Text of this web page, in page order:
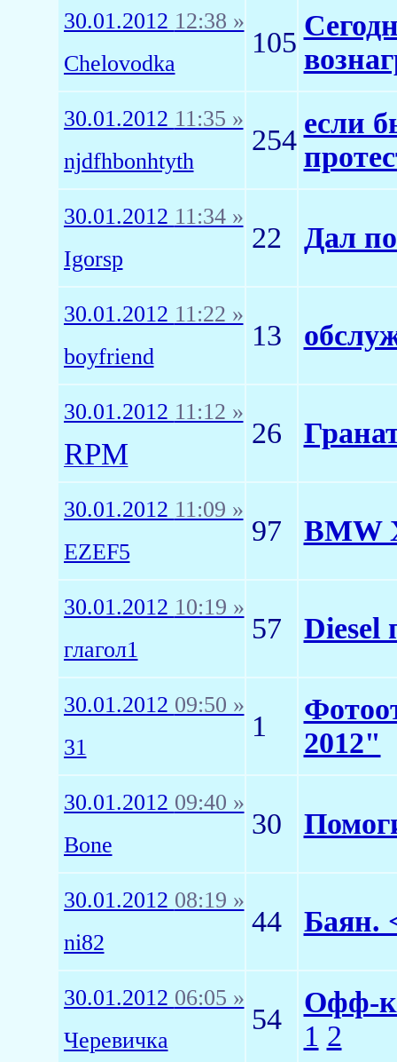
30.01.2012 12:38 »
Chelovodka
105
30.01.2012 11:35 »
njdfhbonhtyth
254
если
30.01.2012 11:34 »
Igorsp
22 Дал
30.01.2012 11:22 »
boyfriend
13
30.01.2012 11:12 »
RPM
26
30.01.2012 11:09 »
EZEF5
97 BMW
30.01.2012 10:19 »
глагол1
57
30.01.2012 09:50 »
31
1
2012"
30.01.2012 09:40 »
Bone
30
30.01.2012 08:19 »
ni82
44 Баян.
30.01.2012 06:05 »
Черевичка
54
Офф-
1 2